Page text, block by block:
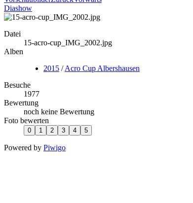
Diashow
Datei
15-acro-cup_IMG_2002.jpg
Alben
2015 /Acro Cup Albershausen
Besuche
1977
Bewertung
noch keine Bewertung
Foto bewerten
Powered by Piwigo